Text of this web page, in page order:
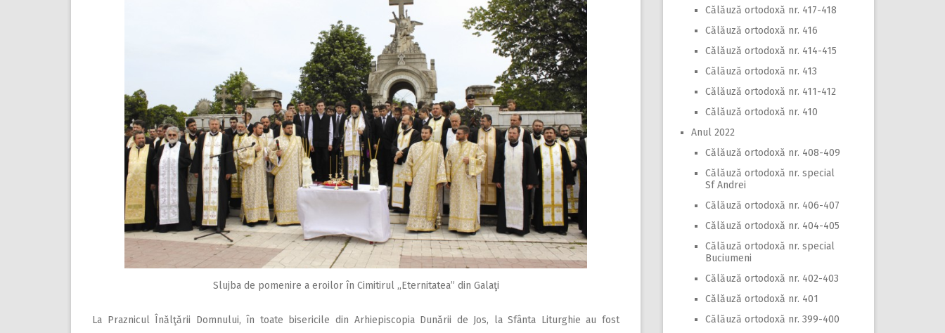
Slujba de pomenire a eroilor în Cimitirul ,,Eternitatea” din Galaţi
La Praznicul Înălţării Domnului, în toate bisericile din Arhiepiscopia Dunării de Jos, la Sfânta Liturghie au fost
Călăuză ortodoxă nr. 417-418
Călăuză ortodoxă nr. 416
Călăuză ortodoxă nr. 414-415
Călăuză ortodoxă nr. 413
Călăuză ortodoxă nr. 411-412
Călăuză ortodoxă nr. 410
Anul 2022
Călăuză ortodoxă nr. 408-409
Călăuză ortodoxă nr. special
Sf Andrei
Călăuză ortodoxă nr. 406-407
Călăuză ortodoxă nr. 404-405
Călăuză ortodoxă nr. special
Buciumeni
Călăuză ortodoxă nr. 402-403
Călăuză ortodoxă nr. 401
Călăuză ortodoxă nr. 399-400